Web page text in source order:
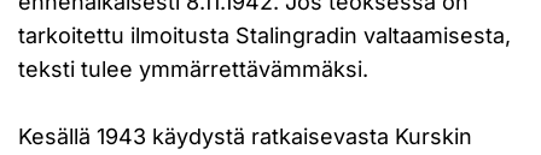
tarkoitettu ilmoitusta Stalingradin valtaamisesta,
teksti tulee ymmärrettävämmäksi.
Kesällä 1943 käydystä ratkaisevasta Kurskin